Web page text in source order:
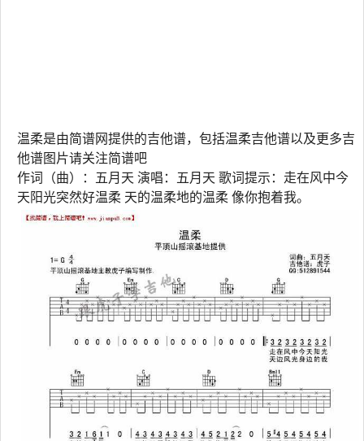
温柔是由简谱网提供的吉他谱，包括温柔吉他谱以及更多吉
他谱图片请关注简谱吧
作词（曲）：五月天 演唱：五月天 歌词提示：走在风中今
天阳光突然好温柔 天的温柔地的温柔 像你抱着我。